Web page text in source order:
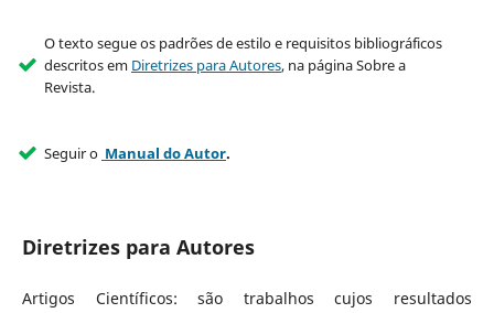
O texto segue os padrões de estilo e requisitos bibliográficos
descritos em Diretrizes para Autores, na página Sobre a
Revista.
Seguir o Manual do Autor.
Diretrizes para Autores
Artigos Científicos: são trabalhos cujos resultados